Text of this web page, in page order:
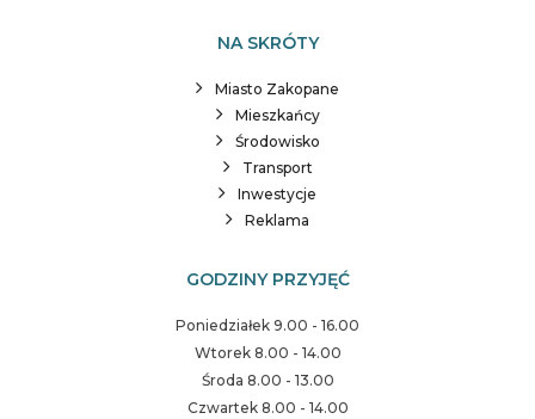
NA SKRÓTY
Miasto Zakopane
Mieszkańcy
Środowisko
Transport
Inwestycje
Reklama
GODZINY PRZYJĘĆ
Poniedziałek 9.00 - 16.00
Wtorek 8.00 - 14.00
Środa 8.00 - 13.00
Czwartek 8.00 - 14.00